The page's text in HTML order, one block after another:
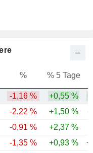
% % 5 Tage
-1,16 % +0,55 %
-2,22 % +1,50 %
-0,91 % +2,37 %
-1,35 % +0,93 %